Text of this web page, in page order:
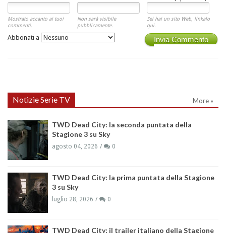
Mostrato accanto ai tuoi
commenti.
Non sarà visibile
pubblicamente.
Sei hai un sito Web, linkalo
qui.
Invia Commento
Abbonati a
Notizie Serie TV More »
TWD Dead City: la seconda puntata della
Stagione 3 su Sky
agosto 04, 2026 0
TWD Dead City: la prima puntata della Stagione
3 su Sky
luglio 28, 2026 0
TWD Dead City: il trailer italiano della Stagione